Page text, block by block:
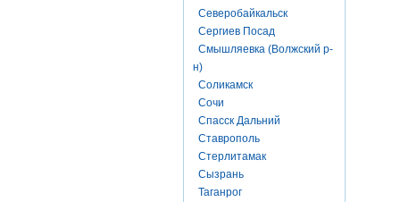
Северобайкальск
Сергиев Посад
Смышляевка (Волжский р-
н)
Соликамск
Сочи
Спасск Дальний
Ставрополь
Стерлитамак
Сызрань
Таганрог